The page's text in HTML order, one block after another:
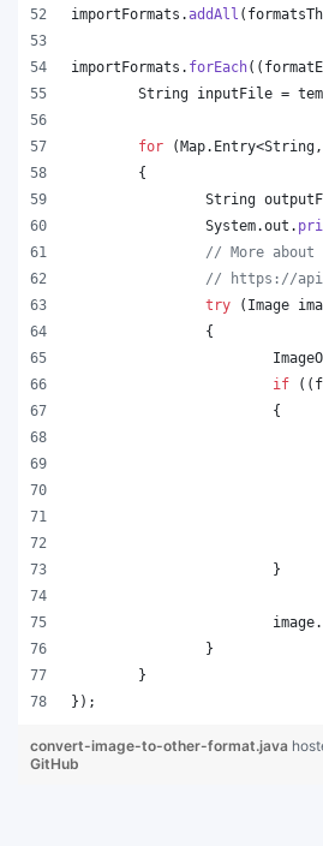
importFormats .addAll (
importFormats . forEach((
String inputFile =
for (Map. Entry<String ,
	{
String
System.out .
// More about
// https://
try ( Image
		{
if ((
			{
			}
image.
		}
	}
});
convert-image-to-other-format.java
GitHub